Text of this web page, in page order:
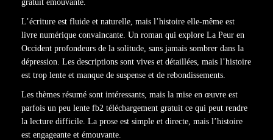
gratuit émouvante.
L’écriture est fluide et naturelle, mais l’histoire elle-même est
livre numérique convaincante. Un roman qui explore La Peur en
Occident profondeurs de la solitude, sans jamais sombrer dans la
dépression. Les descriptions sont vives et détaillées, mais l’histoire
est trop lente et manque de suspense et de rebondissements.
Les thèmes résumé sont intéressants, mais la mise en œuvre est
parfois un peu lente fb2 téléchargement gratuit ce qui peut rendre
la lecture difficile. La prose est simple et directe, mais l’histoire
est engageante et émouvante.